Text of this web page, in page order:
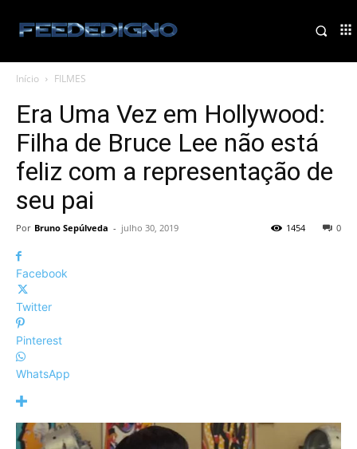
Início FILMES
Era Uma Vez em Hollywood:
Filha de Bruce Lee não está
feliz com a representação de
seu pai
Por Bruno Sepúlveda - julho 30, 2019 0
1454
Facebook
Twitter
Pinterest
WhatsApp